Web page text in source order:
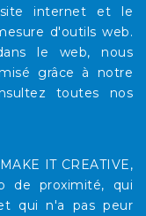
site internet et le
d'outils web.
le web, nous
grâce à notre
toutes nos
IT CREATIVE,
de proximité, qui
qui n'a pas peur